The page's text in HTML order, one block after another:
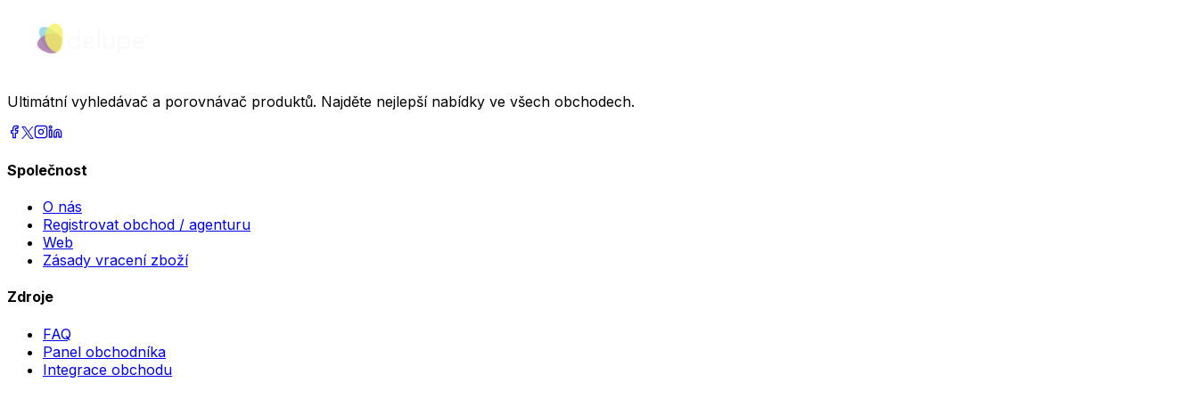
Ultimátní vyhledávač a porovnávač produktů. Najděte nejlepší nabídky ve všech obchodech.
Společnost
O nás
Registrovat obchod / agenturu
Web
Zásady vracení zboží
Zdroje
FAQ
Panel obchodníka
Integrace obchodu